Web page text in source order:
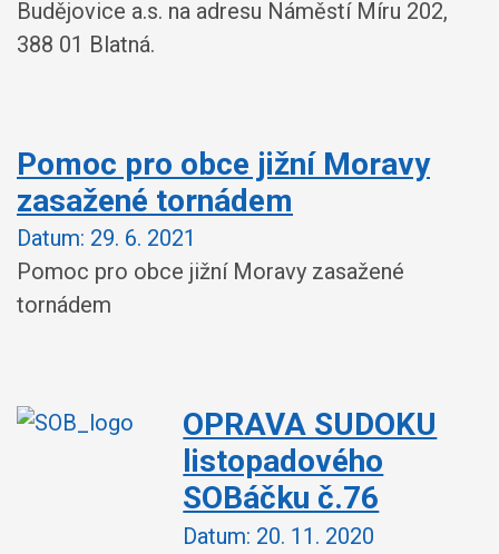
Budějovice a.s. na adresu Náměstí Míru 202,
388 01 Blatná.
Pomoc pro obce jižní Moravy
zasažené tornádem
Datum: 29. 6. 2021
Pomoc pro obce jižní Moravy zasažené
tornádem
OPRAVA SUDOKU
listopadového
SOBáčku č.76
Datum: 20. 11. 2020